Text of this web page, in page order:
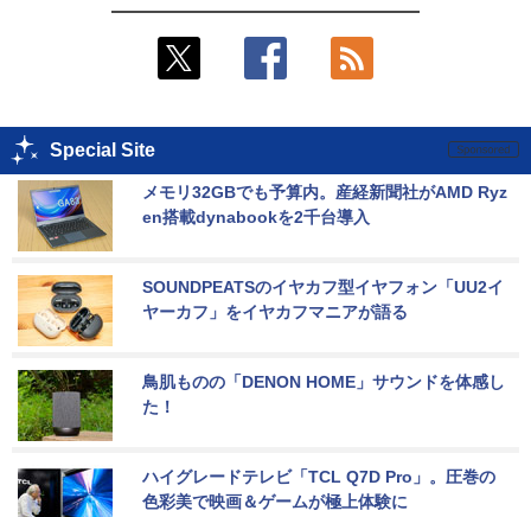
Special Site
メモリ32GBでも予算内。産経新聞社がAMD Ryz
en搭載dynabookを2千台導入
SOUNDPEATSのイヤカフ型イヤフォン「UU2イ
ヤーカフ」をイヤカフマニアが語る
鳥肌ものの「DENON HOME」サウンドを体感し
た！
ハイグレードテレビ「TCL Q7D Pro」。圧巻の
色彩美で映画＆ゲームが極上体験に